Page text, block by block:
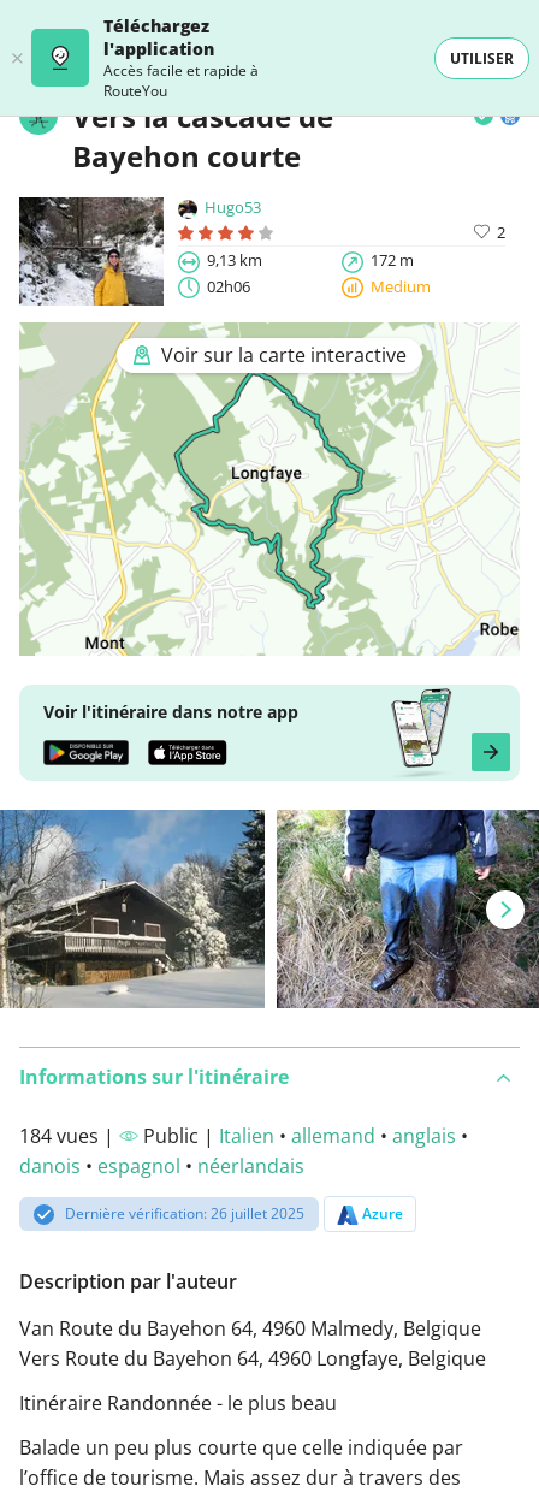
Téléchargez
l'application
Accès facile et rapide à
RouteYou
UTILISER
Vers la cascade de
Bayehon courte
Hugo53
2
9,13 km
172 m
02h06
Medium
Voir sur la carte interactive
Voir l'itinéraire dans notre app
Informations sur l'itinéraire
184 vues | Public | Italien • allemand • anglais •
danois • espagnol • néerlandais
Dernière vérification: 26 juillet 2025 Azure
Description par l'auteur
Van Route du Bayehon 64, 4960 Malmedy, Belgique
Vers Route du Bayehon 64, 4960 Longfaye, Belgique
Itinéraire Randonnée - le plus beau
Balade un peu plus courte que celle indiquée par
l’office de tourisme. Mais assez dur à travers des